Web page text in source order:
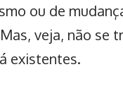
ou de
veja, não se
existentes.